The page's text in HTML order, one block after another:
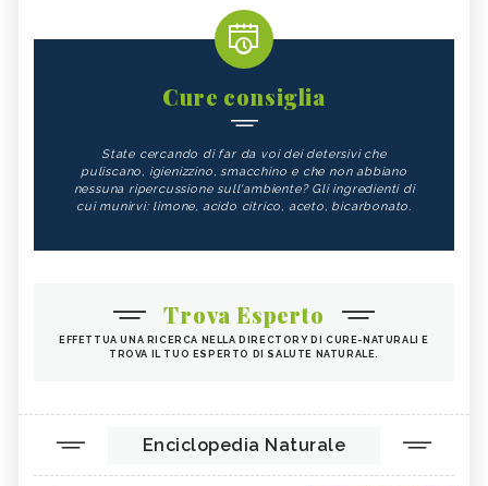
Cure consiglia
State cercando di far da voi dei detersivi che
puliscano, igienizzino, smacchino e che non abbiano
nessuna ripercussione sull'ambiente? Gli ingredienti di
cui munirvi: limone, acido citrico, aceto, bicarbonato.
Trova Esperto
EFFETTUA UNA RICERCA NELLA DIRECTORY DI CURE-NATURALI E
TROVA IL TUO ESPERTO DI SALUTE NATURALE.
Enciclopedia Naturale